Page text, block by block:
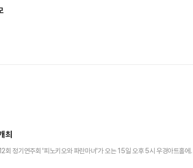
최
회 정기연주회 '피노키오와 파란마녀'가 오는 15일 오후 5시 우경아트홀에